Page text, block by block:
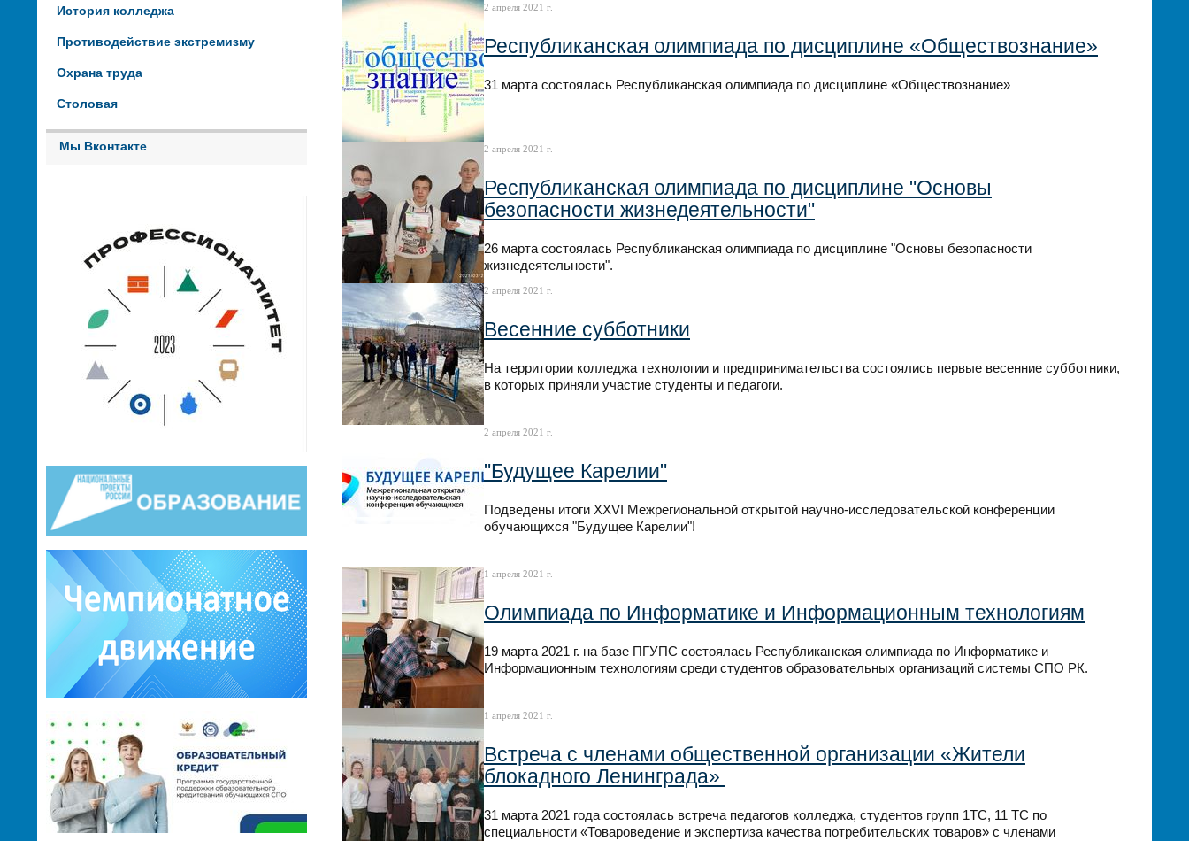
История колледжа
Противодействие экстремизму
Охрана труда
Столовая
Мы Вконтакте
2 апреля 2021 г.
Республиканская олимпиада по дисциплине «Обществознание»
31 марта состоялась Республиканская олимпиада по дисциплине «Обществознание»
2 апреля 2021 г.
Республиканская олимпиада по дисциплине "Основы
безопасности жизнедеятельности"
26 марта состоялась Республиканская олимпиада по дисциплине "Основы безопасности
жизнедеятельности".
2 апреля 2021 г.
Весенние субботники
На территории колледжа технологии и предпринимательства состоялись первые весенние субботники,
в которых приняли участие студенты и педагоги.
2 апреля 2021 г.
"Будущее Карелии"
Подведены итоги XXVI Межрегиональной открытой научно-исследовательской конференции
обучающихся "Будущее Карелии"!
1 апреля 2021 г.
Олимпиада по Информатике и Информационным технологиям
19 марта 2021 г. на базе ПГУПС состоялась Республиканская олимпиада по Информатике и
Информационным технологиям среди студентов образовательных организаций системы СПО РК.
1 апреля 2021 г.
Встреча с членами общественной организации «Жители
блокадного Ленинграда»
31 марта 2021 года состоялась встреча педагогов колледжа, студентов групп 1ТС, 11 ТС по
специальности «Товароведение и экспертиза качества потребительских товаров» с членами